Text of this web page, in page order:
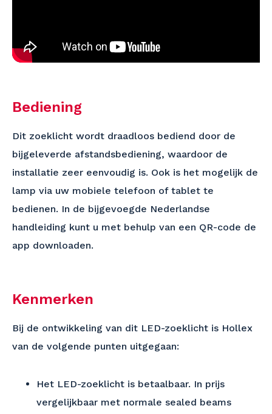
Bediening
Dit zoeklicht wordt draadloos bediend door de
bijgeleverde afstandsbediening, waardoor de
installatie zeer eenvoudig is. Ook is het mogelijk de
lamp via uw mobiele telefoon of tablet te
bedienen. In de bijgevoegde Nederlandse
handleiding kunt u met behulp van een QR-code de
app downloaden.
Kenmerken
Bij de ontwikkeling van dit LED-zoeklicht is Hollex
van de volgende punten uitgegaan:
Het LED-zoeklicht is betaalbaar. In prijs
vergelijkbaar met normale sealed beams